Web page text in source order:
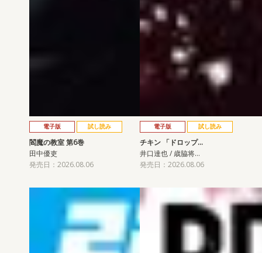
電子版 試し読み
閻魔の教室 第6巻
田中優吏
発売日：2026.08.06
電子版 試し読み
チキン 「ドロップ…
井口達也 / 歳脇将…
発売日：2026.08.06